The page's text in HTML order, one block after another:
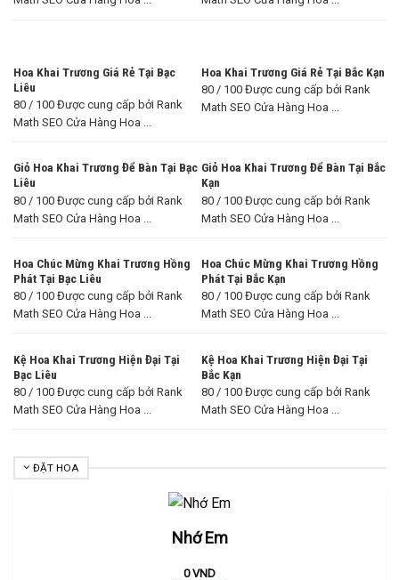
Hoa Khai Trương Giá Rẻ Tại Bạc
Liêu
80 / 100 Được cung cấp bởi Rank
Math SEO Cửa Hàng Hoa ...
Hoa Khai Trương Giá Rẻ Tại Bắc Kạn
80 / 100 Được cung cấp bởi Rank
Math SEO Cửa Hàng Hoa ...
Giỏ Hoa Khai Trương Để Bàn Tại Bạc
Liêu
80 / 100 Được cung cấp bởi Rank
Math SEO Cửa Hàng Hoa ...
Giỏ Hoa Khai Trương Để Bàn Tại Bắc
Kạn
80 / 100 Được cung cấp bởi Rank
Math SEO Cửa Hàng Hoa ...
Hoa Chúc Mừng Khai Trương Hồng
Phát Tại Bạc Liêu
80 / 100 Được cung cấp bởi Rank
Math SEO Cửa Hàng Hoa ...
Hoa Chúc Mừng Khai Trương Hồng
Phát Tại Bắc Kạn
80 / 100 Được cung cấp bởi Rank
Math SEO Cửa Hàng Hoa ...
Kệ Hoa Khai Trương Hiện Đại Tại
Bạc Liêu
80 / 100 Được cung cấp bởi Rank
Math SEO Cửa Hàng Hoa ...
Kệ Hoa Khai Trương Hiện Đại Tại
Bắc Kạn
80 / 100 Được cung cấp bởi Rank
Math SEO Cửa Hàng Hoa ...
ĐẶT HOA
Nhớ Em
0VND